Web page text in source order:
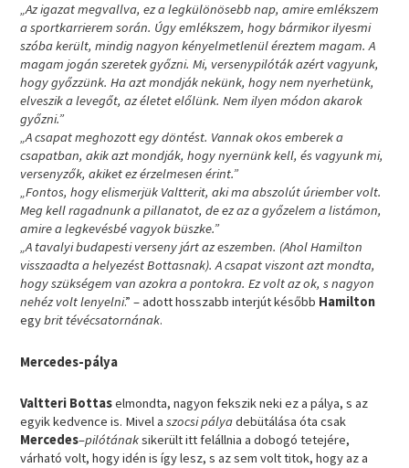
„Az igazat megvallva, ez a legkülönösebb nap, amire emlékszem
a sportkarrierem során. Úgy emlékszem, hogy bármikor ilyesmi
szóba került, mindig nagyon kényelmetlenül éreztem magam. A
magam jogán szeretek győzni. Mi, versenypilóták azért vagyunk,
hogy győzzünk. Ha azt mondják nekünk, hogy nem nyerhetünk,
elveszik a levegőt, az életet előlünk. Nem ilyen módon akarok
győzni.”
„A csapat meghozott egy döntést. Vannak okos emberek a
csapatban, akik azt mondják, hogy nyernünk kell, és vagyunk mi,
versenyzők, akiket ez érzelmesen érint.”
„Fontos, hogy elismerjük Valtterit, aki ma abszolút úriember volt.
Meg kell ragadnunk a pillanatot, de ez az a győzelem a listámon,
amire a legkevésbé vagyok büszke.”
„A tavalyi budapesti verseny járt az eszemben. (Ahol Hamilton
visszaadta a helyezést Bottasnak). A csapat viszont azt mondta,
hogy szükségem van azokra a pontokra. Ez volt az ok, s nagyon
nehéz volt lenyelni.” – adott hosszabb interjút később Hamilton
egybrit tévécsatornának.
Mercedes-pálya
Valtteri Bottaselmondta, nagyon fekszik neki ez a pálya, s az
egyik kedvence is. Mivel aszocsi pályadebütálása óta csak
Mercedes–pilótánaksikerült itt felállnia a dobogó tetejére,
várható volt, hogy idén is így lesz, s az sem volt titok, hogy az a